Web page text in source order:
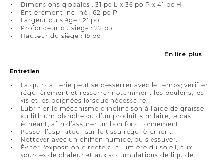
Dimensions globales : 31 po L x 36 po P x 41 po H
Entièrement incliné : 62 po P
Largeur du siège : 21 po
Profondeur du siège : 22 po
Hauteur du siège : 19 po
En lire plus
Entretien
La quincaillerie peut se desserrer avec le temps; vérifier
régulièrement et resserrer notamment les boulons, les
vis et les poignées lorsque nécessaire.
Lubrifier le mécanisme d’inclinaison à l’aide de graisse
au lithium blanche ou d’un produit similaire, le cas
échéant, afin d’assurer un bon fonctionnement.
Passer l’aspirateur sur le tissu régulièrement.
Nettoyer avec un chiffon humide, puis essuyer.
Éviter l'exposition directe à la lumière du soleil, aux
sources de chaleur et aux accumulations de liquide.